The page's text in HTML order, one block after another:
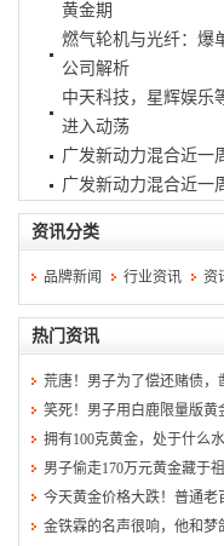
黄金期
燃气轮机与光纤：爆
公司解析
中天科技，星辉娱乐
进入动荡
广发新动力混合近一
广发新动力混合近一
资讯分类
品牌新闻 行业资讯 资
热门资讯
荒唐！男子为了偿还赌债，
笑死！男子用白鹿限量版黄
拥有100克黄金，处于什么水
男子偷走170万元黄金藏于
今天黄金价格大跌！普通老
金铁霖的名声很响，他和梦